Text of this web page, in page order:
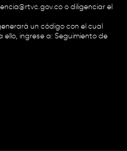
o diligenciar el
un código con el cual
ello, ingrese a: Seguimiento de